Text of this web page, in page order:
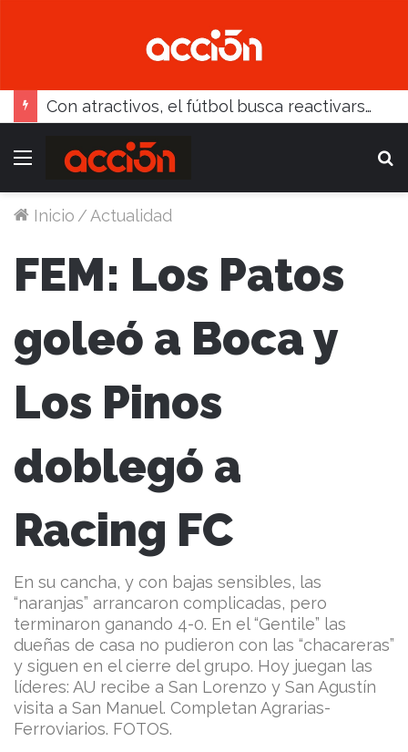
Recibiendo a Gral. Madariaga, debuta el miércoles la SUB13
Menú
Inicio /Actualidad
FEM: Los Patos
goleó a Boca y
Los Pinos
doblegó a
Racing FC
En su cancha, y con bajas sensibles, las
“naranjas” arrancaron complicadas, pero
terminaron ganando 4-0. En el “Gentile” las
dueñas de casa no pudieron con las “chacareras”
y siguen en el cierre del grupo. Hoy juegan las
líderes: AU recibe a San Lorenzo y San Agustín
visita a San Manuel. Completan Agrarias-
Ferroviarios. FOTOS.